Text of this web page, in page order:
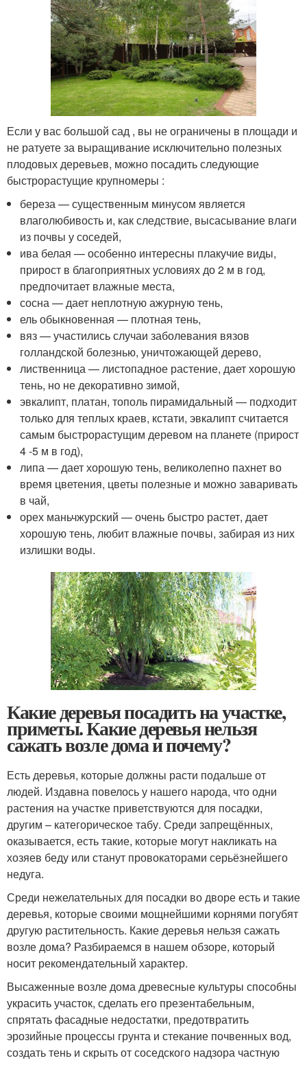
Если у вас большой сад , вы не ограничены в площади и
не ратуете за выращивание исключительно полезных
плодовых деревьев, можно посадить следующие
быстрорастущие крупномеры :
береза — существенным минусом является
влаголюбивость и, как следствие, высасывание влаги
из почвы у соседей,
ива белая — особенно интересны плакучие виды,
прирост в благоприятных условиях до 2 м в год,
предпочитает влажные места,
сосна — дает неплотную ажурную тень,
ель обыкновенная — плотная тень,
вяз — участились случаи заболевания вязов
голландской болезнью, уничтожающей дерево,
лиственница — листопадное растение, дает хорошую
тень, но не декоративно зимой,
эвкалипт, платан, тополь пирамидальный — подходит
только для теплых краев, кстати, эвкалипт считается
самым быстрорастущим деревом на планете (прирост
4 -5 м в год),
липа — дает хорошую тень, великолепно пахнет во
время цветения, цветы полезные и можно заваривать
в чай,
орех маньчжурский — очень быстро растет, дает
хорошую тень, любит влажные почвы, забирая из них
излишки воды.
Какие деревья посадить на участке,
приметы. Какие деревья нельзя
сажать возле дома и почему?
Есть деревья, которые должны расти подальше от
людей. Издавна повелось у нашего народа, что одни
растения на участке приветствуются для посадки,
другим – категорическое табу. Среди запрещённых,
оказывается, есть такие, которые могут накликать на
хозяев беду или станут провокаторами серьёзнейшего
недуга.
Среди нежелательных для посадки во дворе есть и такие
деревья, которые своими мощнейшими корнями погубят
другую растительность. Какие деревья нельзя сажать
возле дома? Разбираемся в нашем обзоре, который
носит рекомендательный характер.
Высаженные возле дома древесные культуры способны
украсить участок, сделать его презентабельным,
спрятать фасадные недостатки, предотвратить
эрозийные процессы грунта и стекание почвенных вод,
создать тень и скрыть от соседского надзора частную